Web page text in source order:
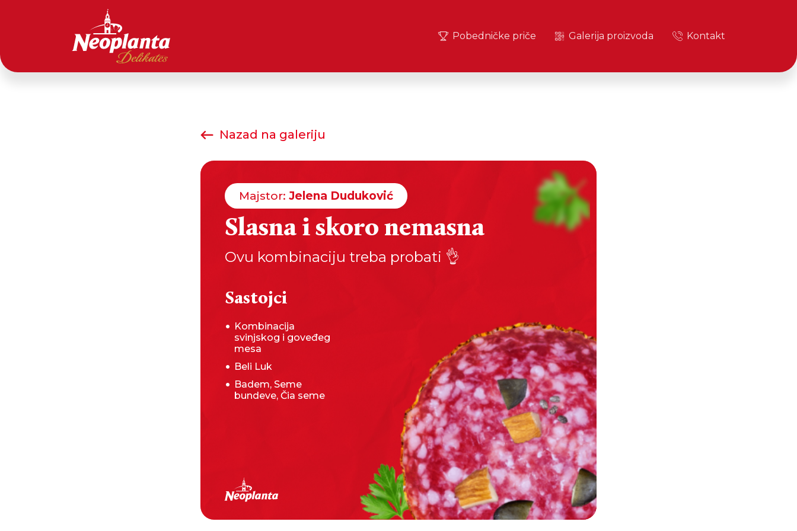
Pobedničke priče Galerija proizvoda Kontakt
Nazad na galeriju
Majstor: Jelena Duduković
Slasna i skoro nemasna
Ovu kombinaciju treba probati 👌
Sastojci
Kombinacija
svinjskog i goveđeg
mesa
Beli Luk
Badem, Seme
bundeve, Čia seme